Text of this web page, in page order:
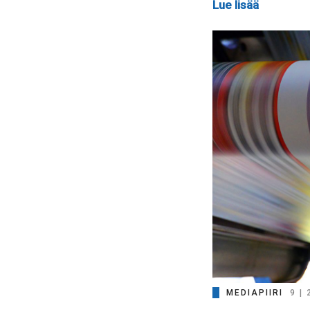
Lue lisää
MEDIAPIIRI 9 |